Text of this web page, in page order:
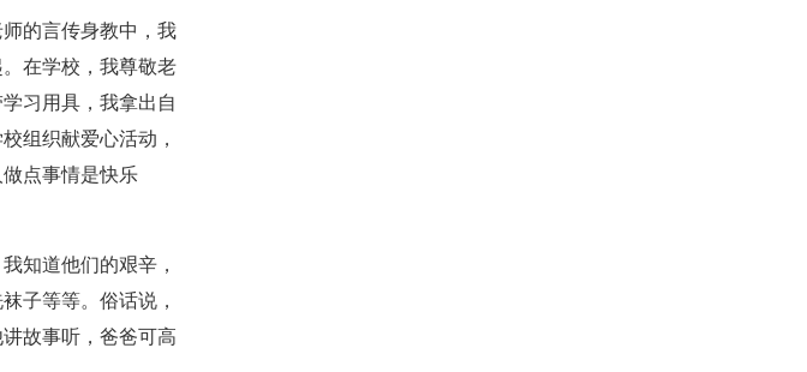
的言传身教中，我
在学校，我尊敬老
习用具，我拿出自
组织献爱心活动，
点事情是快乐
知道他们的艰辛，
子等等。俗话说，
故事听，爸爸可高